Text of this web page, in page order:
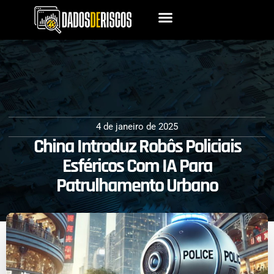
4 de janeiro de 2025
China Introduz Robôs Policiais
Esféricos Com IA Para
Patrulhamento Urbano